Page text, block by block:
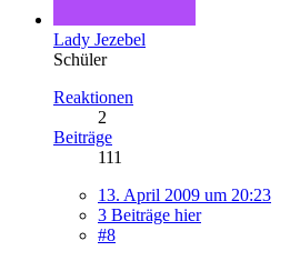
Lady Jezebel
Schüler
Reaktionen
2
Beiträge
111
13. April 2009 um 20:23
3 Beiträge hier
#8